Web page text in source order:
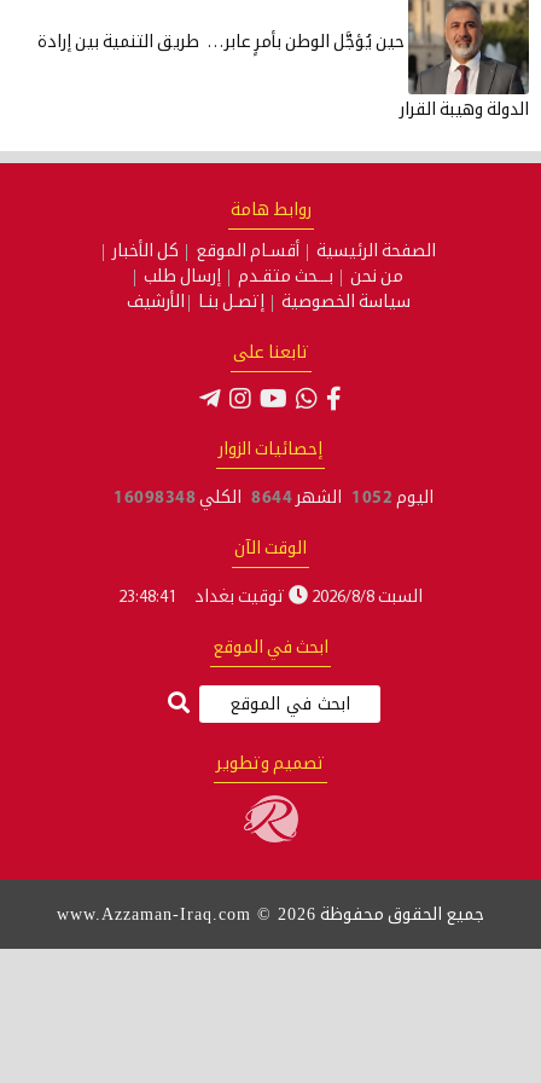
حين يُؤجَّل الوطن بأمرٍ عابر… طريق التنمية بين إرادة
وهيبة القرار
روابط هامة
الصفحة الرئيسية أقسـام الموقع
كل الأخبار
من نحن
بـــحث متقـدم
إرسال طلب
سياسة الخصوصية
إتصـل بنـا الأرشيف
تابعنا على
إحصائيات الزوار
1052 الشهر 8644 الكلي 16098348
الوقت الآن
توقيت بغداد 23:48:42
ابحث في الموقع
تصميم وتطوير
جميع الحقوق محفوظةwww.Azzaman-Iraq.com © 2026